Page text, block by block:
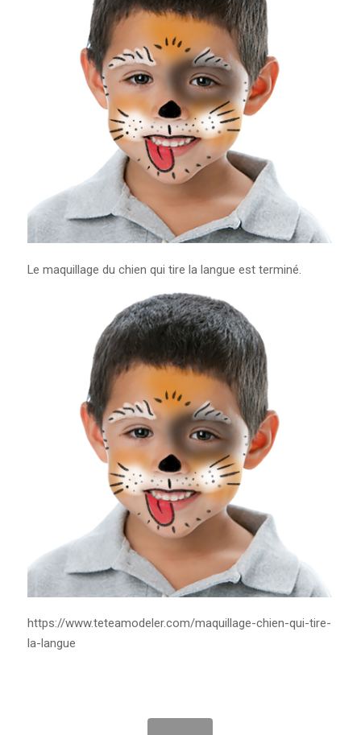
Le maquillage du chien qui tire la langue est terminé.
https://www.teteamodeler.com/maquillage-chien-qui-tire-
la-langue